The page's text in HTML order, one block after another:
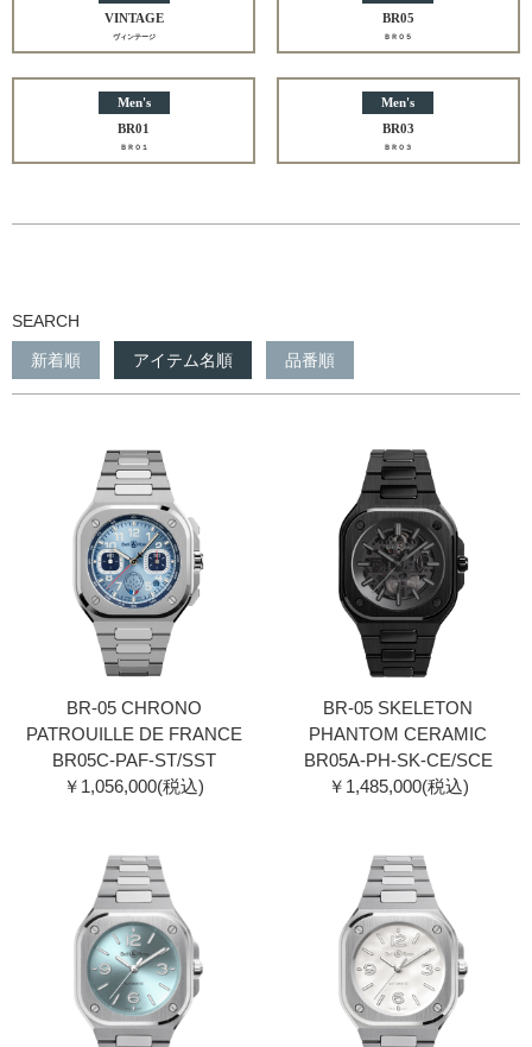
VINTAGE
ヴィンテージ
BR05
ＢＲ０５
Men's
BR01
ＢＲ０１
Men's
BR03
ＢＲ０３
SEARCH
新着順 アイテム名順 品番順
BR-05 CHRONO
PATROUILLE DE FRANCE
BR05C-PAF-ST/SST
￥1,056,000(税込)
BR-05 SKELETON
PHANTOM CERAMIC
BR05A-PH-SK-CE/SCE
￥1,485,000(税込)